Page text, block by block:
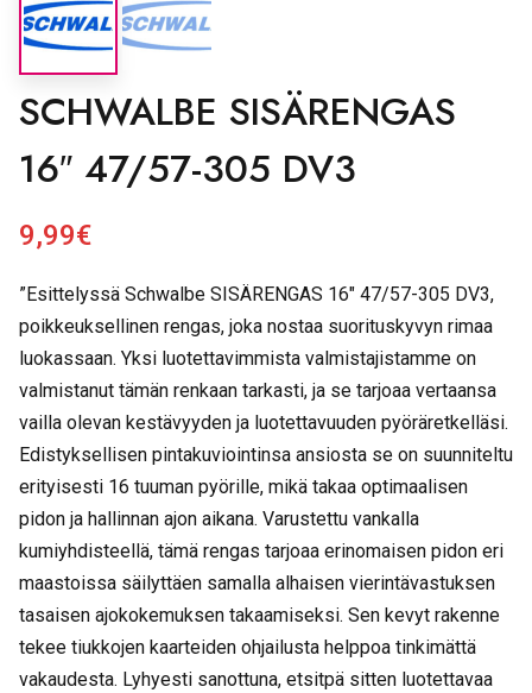
SCHWALBE SISÄRENGAS
16″ 47/57-305 DV3
9,99€
”Esittelyssä Schwalbe SISÄRENGAS 16″ 47/57-305 DV3,
poikkeuksellinen rengas, joka nostaa suorituskyvyn rimaa
luokassaan. Yksi luotettavimmista valmistajistamme on
valmistanut tämän renkaan tarkasti, ja se tarjoaa vertaansa
vailla olevan kestävyyden ja luotettavuuden pyöräretkelläsi.
Edistyksellisen pintakuviointinsa ansiosta se on suunniteltu
erityisesti 16 tuuman pyörille, mikä takaa optimaalisen
pidon ja hallinnan ajon aikana. Varustettu vankalla
kumiyhdisteellä, tämä rengas tarjoaa erinomaisen pidon eri
maastoissa säilyttäen samalla alhaisen vierintävastuksen
tasaisen ajokokemuksen takaamiseksi. Sen kevyt rakenne
tekee tiukkojen kaarteiden ohjailusta helppoa tinkimättä
vakaudesta. Lyhyesti sanottuna, etsitpä sitten luotettavaa